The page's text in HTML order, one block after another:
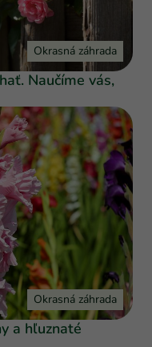
Okrasná záhrada
Naučíme vás,
Okrasná záhrada
a hľuznaté